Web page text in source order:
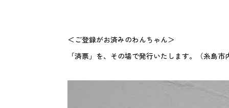
＜ご登録がお済みのわんちゃん＞
「済票」を、その場で発行いたします。（糸島市